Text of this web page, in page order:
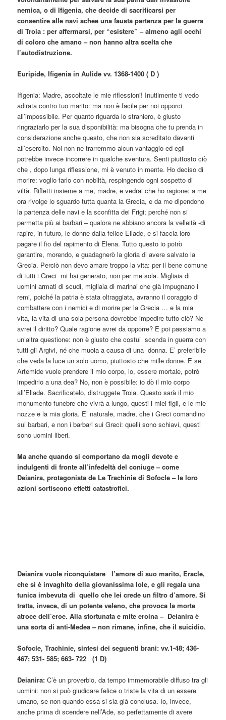
nemica, o di Ifigenia, che decide di sacrificarsi per
consentire alle navi achee una fausta partenza per la guerra
di Troia : per affermarsi, per “esistere” – almeno agli occhi
di coloro che amano – non hanno altra scelta che
l’autodistruzione.
Euripide, Ifigenia in Aulide vv. 1368-1400 ( D )
Ifigenia: Madre, ascoltate le mie riflessioni! Inutilmente ti vedo
adirata contro tuo marito: ma non è facile per noi opporci
all’impossibile. Per quanto riguarda lo straniero, è giusto
ringraziarlo per la sua disponibilità: ma bisogna che tu prenda in
considerazione anche questo, che non sia screditato davanti
all’esercito. Noi non ne trarremmo alcun vantaggio ed egli
potrebbe invece incorrere in qualche sventura. Senti piuttosto ciò
che , dopo lunga riflessione, mi è venuto in mente. Ho deciso di
morire: voglio farlo con nobiltà, respingendo ogni sospetto di
viltà. Rifletti insieme a me, madre, e vedrai che ho ragione: a me
ora rivolge lo sguardo tutta quanta la Grecia, e da me dipendono
la partenza delle navi e la sconfitta dei Frigi; perché non si
permetta più ai barbari – qualora ne abbiano ancora la velleità -di
rapire, in futuro, le donne dalla felice Ellade, e si faccia loro
pagare il fio del rapimento di Elena. Tutto questo io potrò
garantire, morendo, e guadagnerò la gloria di avere salvato la
Grecia. Perciò non devo amare troppo la vita: per il bene comune
di tutti i Greci mi hai generato, non per me sola. Migliaia di
uomini armati di scudi, migliaia di marinai che già impugnano i
remi, poiché la patria è stata oltraggiata, avranno il coraggio di
combattere con i nemici e di morire per la Grecia … e la mia
vita, la vita di una sola persona dovrebbe impedire tutto ciò? Ne
avrei il diritto? Quale ragione avrei da opporre? E poi passiamo a
un’altra questione: non è giusto che costui scenda in guerra con
tutti gli Argivi, né che muoia a causa di una donna. E’ preferibile
che veda la luce un solo uomo, piuttosto che mille donne. E se
Artemide vuole prendere il mio corpo, io, essere mortale, potrò
impedirlo a una dea? No, non è possibile: io dò il mio corpo
all’Ellade. Sacrificatelo, distruggete Troia. Questo sarà il mio
monumento funebre che vivrà a lungo, questi i miei figli, e le mie
nozze e la mia gloria. E’ naturale, madre, che i Greci comandino
sui barbari, e non i barbari sui Greci: quelli sono schiavi, questi
sono uomini liberi.
Ma anche quando si comportano da mogli devote e
indulgenti di fronte all’infedeltà del coniuge – come
Deianira, protagonista de Le Trachinie di Sofocle – le loro
azioni sortiscono effetti catastrofici.
Deianira vuole riconquistare l’amore di suo marito, Eracle,
che si è invaghito della giovanissima Iole, e gli regala una
tunica imbevuta di quello che lei crede un filtro d’amore. Si
tratta, invece, di un potente veleno, che provoca la morte
atroce dell’eroe. Alla sfortunata e mite eroina – Deianira è
una sorta di anti-Medea – non rimane, infine, che il suicidio.
Sofocle, Trachinie, sintesi dei seguenti brani: vv.1-48; 436-
467; 531- 585; 663- 722 (1 D)
Deianira: C’è un proverbio, da tempo immemorabile diffuso tra gli
uomini: non si può giudicare felice o triste la vita di un essere
umano, se non quando essa si sia già conclusa. Io, invece,
anche prima di scendere nell’Ade, so perfettamente di avere